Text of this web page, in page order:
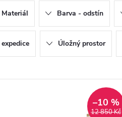
Materiál Barva - odstín
Úložný prostor
12 850 Kč
–10 %